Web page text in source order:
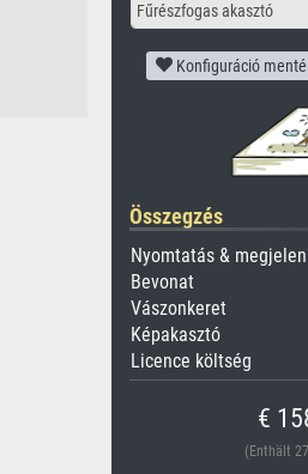
Fűrészfogas akasztó
Konfiguráció
Összegzés
Nyomtatás &
Bevonat
Vászonkeret
Képakasztó
Licence költség
€
(Enthält